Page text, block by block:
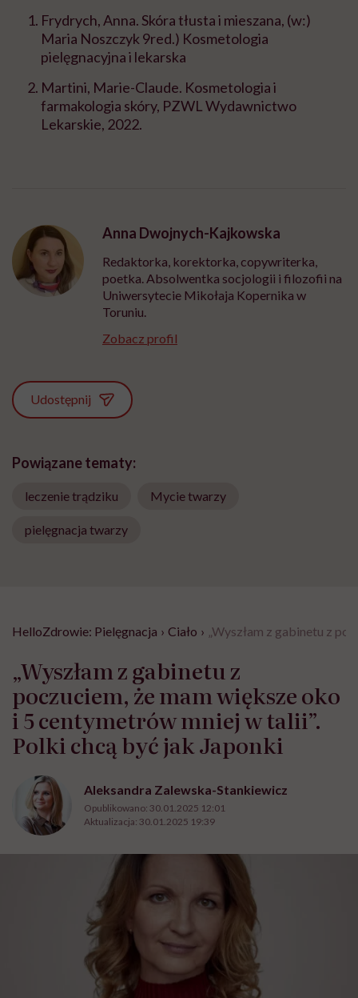
Frydrych, Anna. Skóra tłusta i mieszana, (w:)
Maria Noszczyk 9red.) Kosmetologia
pielęgnacyjna i lekarska
Martini, Marie-Claude. Kosmetologia i
farmakologia skóry, PZWL Wydawnictwo
Lekarskie, 2022.
Anna Dwojnych-Kajkowska
Redaktorka, korektorka, copywriterka,
poetka. Absolwentka socjologii i filozofii na
Uniwersytecie Mikołaja Kopernika w
Toruniu.
Zobacz profil
Udostępnij
Powiązane tematy:
leczenie trądziku Mycie twarzy
pielęgnacja twarzy
HelloZdrowie: Pielęgnacja › Ciało › „Wyszłam z gabinetu z
„Wyszłam z gabinetu z
poczuciem, że mam większe oko
i 5 centymetrów mniej w talii”.
Polki chcą być jak Japonki
Aleksandra Zalewska-Stankiewicz
Opublikowano: 30.01.2025 12:01
Aktualizacja: 30.01.2025 19:39